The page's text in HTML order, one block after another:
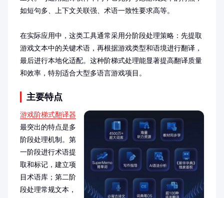
如短句多、上下文关联强、术语一致性要求高等。
在实际应用中，这类工具通常采用分阶段处理策略：先提取
游戏文本中的关键术语，再根据游戏类型和语境进行翻译，
最后进行本地化适配。这种阶梯式处理能显著提高翻译质量
和效率，特别适合大型多语言游戏项目。
主要特点
游戏阶梯式翻译器
最突出的特点是多
阶段处理机制。第
一阶段进行术语提
取和标记，建立项
目术语库；第二阶
段处理常规文本，